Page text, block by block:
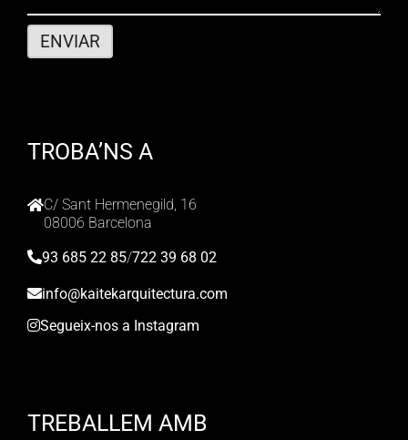
TROBA’NS A
C/ Sant Hermenegild, 16
08006 Barcelona
93 685 22 85/722 39 68 02
info@kaitekarquitectura.com
Segueix-nos a Instagram
TREBALLEM AMB